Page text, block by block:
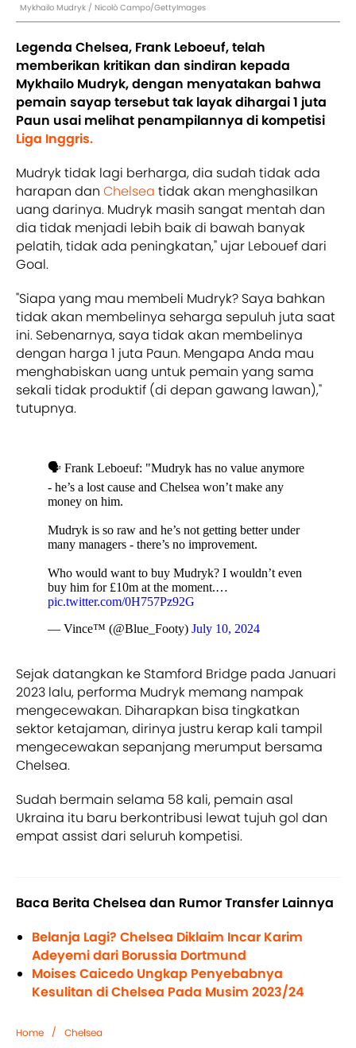
Mykhailo Mudryk / Nicolò Campo/GettyImages
Legenda Chelsea, Frank Leboeuf, telah
memberikan kritikan dan sindiran kepada
Mykhailo Mudryk, dengan menyatakan bahwa
pemain sayap tersebut tak layak dihargai 1 juta
Paun usai melihat penampilannya di kompetisi
Liga Inggris.
Mudryk tidak lagi berharga, dia sudah tidak ada
harapan dan Chelsea tidak akan menghasilkan
uang darinya. Mudryk masih sangat mentah dan
dia tidak menjadi lebih baik di bawah banyak
pelatih, tidak ada peningkatan," ujar Lebouef dari
Goal.
"Siapa yang mau membeli Mudryk? Saya bahkan
tidak akan membelinya seharga sepuluh juta saat
ini. Sebenarnya, saya tidak akan membelinya
dengan harga 1 juta Paun. Mengapa Anda mau
menghabiskan uang untuk pemain yang sama
sekali tidak produktif (di depan gawang lawan),"
tutupnya.
🗣️ Frank Leboeuf: "Mudryk has no value anymore
- he’s a lost cause and Chelsea won’t make any
money on him.
Mudryk is so raw and he’s not getting better under
many managers - there’s no improvement.
Who would want to buy Mudryk? I wouldn’t even
buy him for £10m at the moment.…
pic.twitter.com/0H757Pz92G
— Vince™ (@Blue_Footy) July 10, 2024
Sejak datangkan ke Stamford Bridge pada Januari
2023 lalu, performa Mudryk memang nampak
mengecewakan. Diharapkan bisa tingkatkan
sektor ketajaman, dirinya justru kerap kali tampil
mengecewakan sepanjang merumput bersama
Chelsea.
Sudah bermain selama 58 kali, pemain asal
Ukraina itu baru berkontribusi lewat tujuh gol dan
empat assist dari seluruh kompetisi.
Baca Berita Chelsea dan Rumor Transfer Lainnya
Belanja Lagi? Chelsea Diklaim Incar Karim
Adeyemi dari Borussia Dortmund
Moises Caicedo Ungkap Penyebabnya
Kesulitan di Chelsea Pada Musim 2023/24
Home / Chelsea